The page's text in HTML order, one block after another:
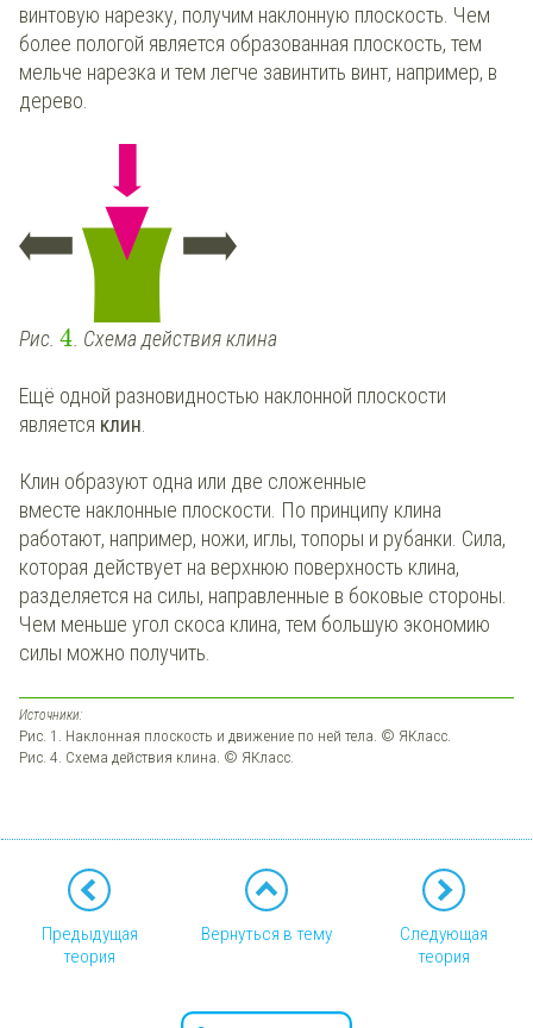
винтовую нарезку, получим наклонную плоскость. Чем
более пологой является образованная плоскость, тем
мельче нарезка и тем легче завинтить винт, например, в
дерево.
Рис. 4 . Схема действия клина
Ещё одной разновидностью наклонной плоскости
является клин
Клин образуют одна или две сложенные
вместе наклонные плоскости. По принципу клина
работают, например, ножи, иглы, топоры и рубанки. Сила,
которая действует на верхнюю поверхность клина,
разделяется на силы, направленные в боковые стороны.
Чем меньше угол скоса клина, тем большую экономию
силы можно получить.
Источники:
Рис. 1. Наклонная плоскость и движение по ней тела. © ЯКласс.
Рис. 4. Схема действия клина. © ЯКласс.
Предыдущая
теория
Вернуться в тему
Следующая
теория